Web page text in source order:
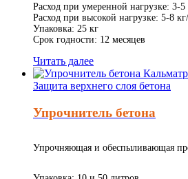
Расход при умеренной нагрузке: 3-5
Расход при высокой нагрузке: 5-8
Упаковка: 25 кг
Срок годности: 12 месяцев
Читать далее
Защита верхнего слоя бетона
Упрочнитель бетона
Упрочняющая и обеспыливающая